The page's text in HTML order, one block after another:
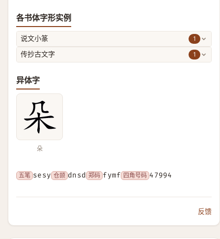
各书体字形实例
说文小篆 1
传抄古文字 1
异体字
朵
五笔 sesy 仓颉 dnsd 郑码 fymf 四角号码 47994
反馈